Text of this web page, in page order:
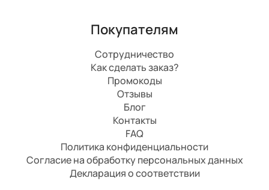
Покупателям
Сотрудничество
Как сделать заказ?
Промокоды
Отзывы
Блог
Контакты
FAQ
Политика конфиденциальности
Согласие на обработку персональных данных
Декларация о соответствии